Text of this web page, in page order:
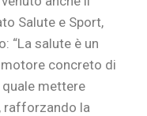
Salute e Sport,
“La salute è un
concreto di
mettere
rafforzando la